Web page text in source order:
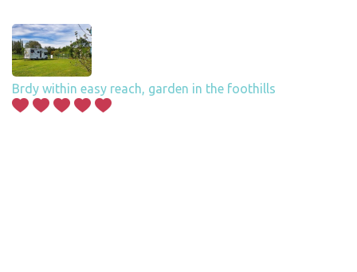
Brdy within easy reach, garden in the foothills